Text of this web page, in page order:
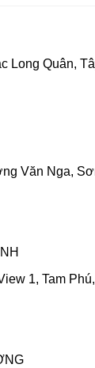
Long Quân,
Văn Nga,
1, Tam